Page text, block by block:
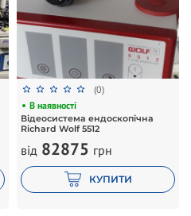
(0)
В наявності
Відеосистема ендоскопічна
Richard Wolf 5512
від 82875 грн
КУПИТИ